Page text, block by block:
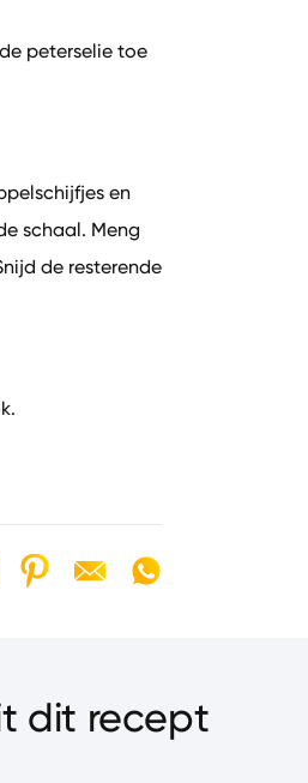
peterselie toe
en
schaal. Meng
de resterende
dit recept